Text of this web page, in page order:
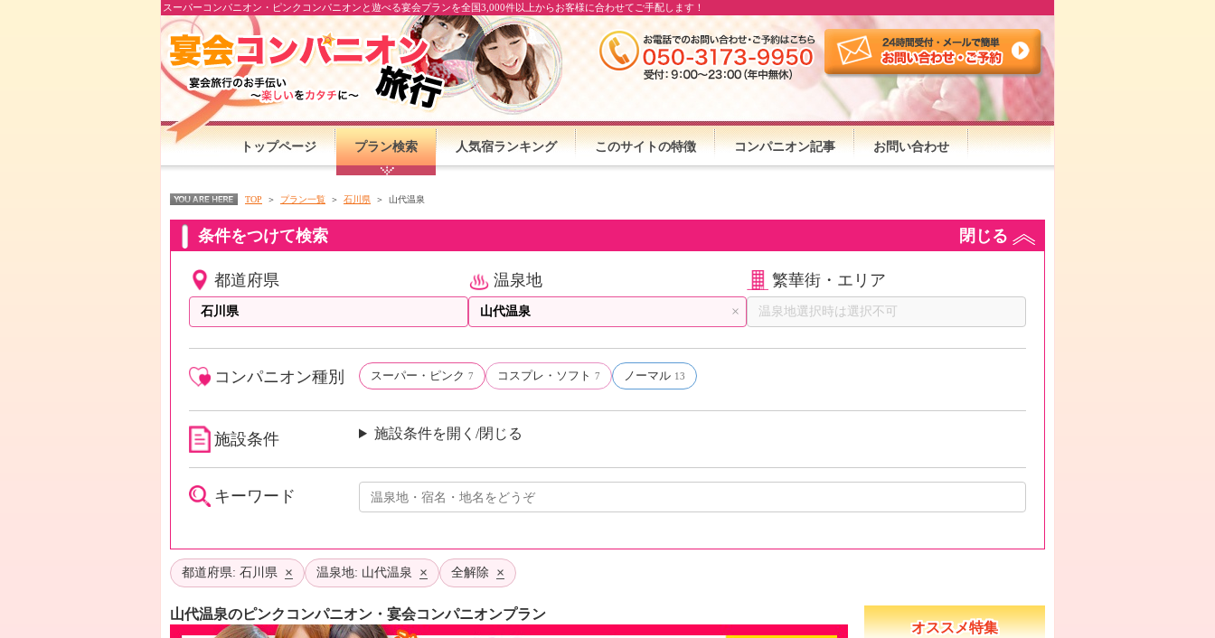
スーパーコンパニオン・ピンクコンパニオンと遊べる宴会プランを全国3,000件以上からお客様に合わせてご手配します！
トップページ プラン検索 人気宿ランキング このサイトの特徴 コンパニオン記事 お問い合わせ
TOP プラン一覧 石川県 山代温泉
条件をつけて検索 閉じる
都道府県 温泉地
×
繁華街・エリア
コンパニオン種別 スーパー・ピンク 7 コスプレ・ソフト 7 ノーマル 13
施設条件 施設条件を開く/閉じる
キーワード
都道府県: 石川県 × 温泉地: 山代温泉 × 全解除 ×
山代温泉のピンクコンパニオン・宴会コンパニオンプラン
オススメ特集